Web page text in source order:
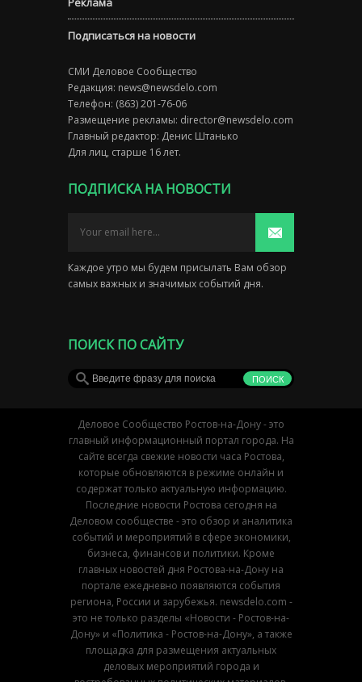
Подписаться на новости
СМИ Деловое Сообщество
Редакция: news@newsdelo.com
Телефон: (863) 201-76-06
Размещение рекламы: director@newsdelo.com
Главный редактор: Денис Штанько
Для лиц, старше 16 лет.
ПОДПИСКА НА НОВОСТИ
Каждое утро мы будем присылать Вам обзор
самых важных и значимых событий дня.
ПОИСК ПО САЙТУ
Деловое Сообщество Ростов-на-Дону - это
главный информационный портал города. На
сайте всегда свежие новости часа Ростова,
которые обновляются в режиме онлайн и
содержат только актуальную информацию.
Последние новости Ростова сегодня на
Деловом сообществе - это обзор и аналитика
событий и мероприятий в сфере экономики,
бизнеса, финансов и политики. Кроме
главных новостей дня Ростова-на-Дону на
портале ежедневно появляются события
региона, России и зарубежья. newsdelo.com -
это не только разделы «Новости - Ростов-на-
Дону» и «Политика - Ростов-на-Дону», а также
площадка для размещения актуальных
деловых мероприятий города и